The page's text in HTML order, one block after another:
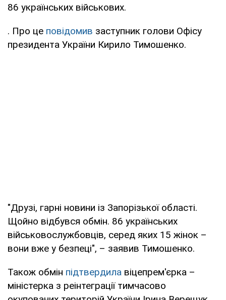
86 українських військових.
. Про це повідомив заступник голови Офісу
президента України Кирило Тимошенко.
"Друзі, гарні новини із Запорізької області.
Щойно відбувся обмін. 86 українських
військовослужбовців, серед яких 15 жінок –
вони вже у безпеці", – заявив Тимошенко.
Також обмін підтвердила віцепрем'єрка –
міністерка з реінтеграції тимчасово